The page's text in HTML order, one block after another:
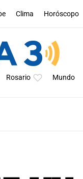
Clima Horóscopo
Rosario Mundo